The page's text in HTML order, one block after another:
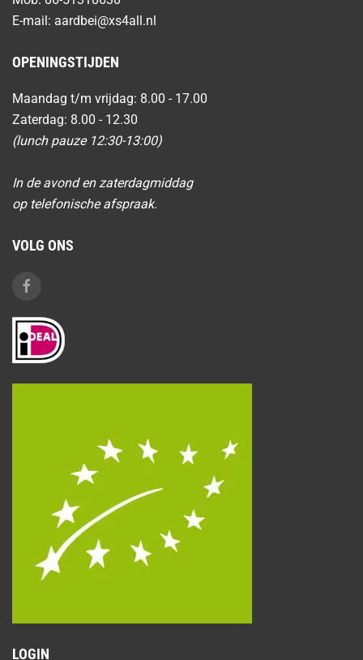
E-mail: aardbei@xs4all.nl
OPENINGSTIJDEN
Maandag t/m vrijdag: 8.00 - 17.00
Zaterdag: 8.00 - 12.30
(lunch pauze 12:30-13:00)
In de avond en zaterdagmiddag
op telefonische afspraak.
VOLG ONS
LOGIN